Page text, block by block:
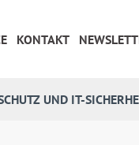
KONTAKT
UND IT-